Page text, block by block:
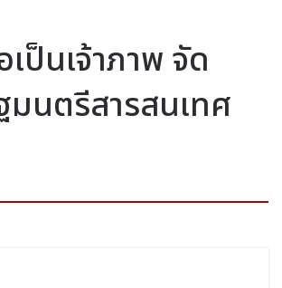
ป็นเจ้าภาพ จัด
มนตรีสารสนเทศ